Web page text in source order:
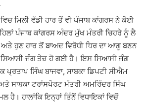
ਵਿਚ ਮਿਲੀ ਵੱਡੀ ਹਾਰ ਤੋਂ ਵੀ ਪੰਜਾਬ ਕਾਂਗਰਸ ਨੇ ਕੋਈ
ਪੰਜਾਬ ਕਾਂਗਰਸ ਅੰਦਰ ਮੁੱਖ ਮੰਤਰੀ ਚਿਹਰੇ ਨੂੰ ਲੈ
ਹੁਣ ਹਾਰ ਤੋਂ ਬਾਅਦ ਵਿਰੋਧੀ ਧਿਰ ਦਾ ਆਗੂ ਬਣਨ
ਜੰਗ ਤੇਜ਼ ਹੋ ਗਈ ਹੈ। ਇਸ ਸਿਆਸੀ ਜੰਗ
ਪ੍ਰਤਾਪ ਸਿੰਘ ਬਾਜਵਾ, ਸਾਬਕਾ ਡਿਪਟੀ ਸੀਐਮ
ਸਾਬਕਾ ਟਰਾਂਸਪੋਰਟ ਮੰਤਰੀ ਅਮਰਿੰਦਰ ਸਿੰਘ
ਹੈ। ਹਾਲਾਂਕਿ ਇਨ੍ਹਾਂ ਤਿੰਨੋਂ ਵਿਧਾਇਕਾਂ ਵਿਚੋਂ